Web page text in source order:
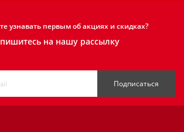
узнавать первым об акциях и скидках?
на нашу рассылку
Подписаться